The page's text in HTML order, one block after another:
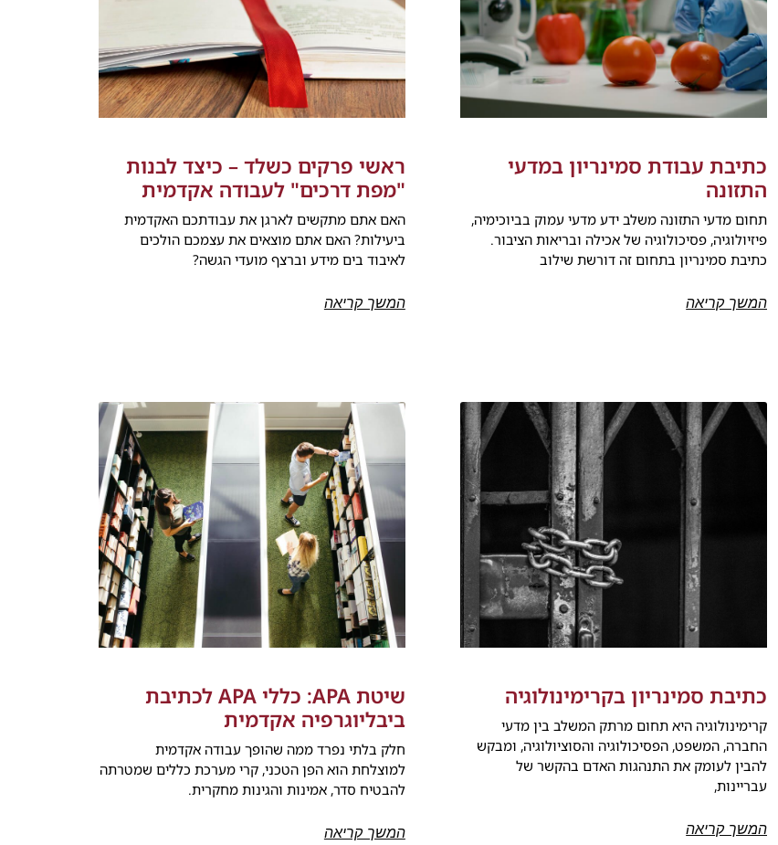
כתיבת עבודת סמינריון במדעי
התזונה
תחום מדעי התזונה משלב ידע מדעי עמוק בביוכימיה,
פיזיולוגיה, פסיכולוגיה של אכילה ובריאות הציבור.
כתיבת סמינריון בתחום זה דורשת שילוב
המשך קריאה
ראשי פרקים כשלד – כיצד לבנות
"מפת דרכים" לעבודה אקדמית
האם אתם מתקשים לארגן את עבודתכם האקדמית
ביעילות? האם אתם מוצאים את עצמכם הולכים
לאיבוד בים מידע וברצף מועדי הגשה?
המשך קריאה
כתיבת סמינריון בקרימינולוגיה
קרימינולוגיה היא תחום מרתק המשלב בין מדעי
החברה, המשפט, הפסיכולוגיה והסוציולוגיה, ומבקש
להבין לעומק את התנהגות האדם בהקשר של
עבריינות,
המשך קריאה
שיטת APA: כללי APA לכתיבת
ביבליוגרפיה אקדמית
חלק בלתי נפרד ממה שהופך עבודה אקדמית
למוצלחת הוא הפן הטכני, קרי מערכת כללים שמטרתה
להבטיח סדר, אמינות והגינות מחקרית.
המשך קריאה